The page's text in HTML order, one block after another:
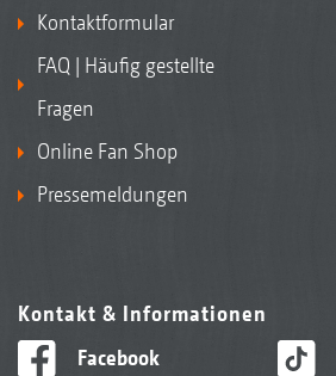
Kontaktformular
FAQ | Häufig gestellte
Fragen
Online Fan Shop
Pressemeldungen
Kontakt & Informationen
Facebook